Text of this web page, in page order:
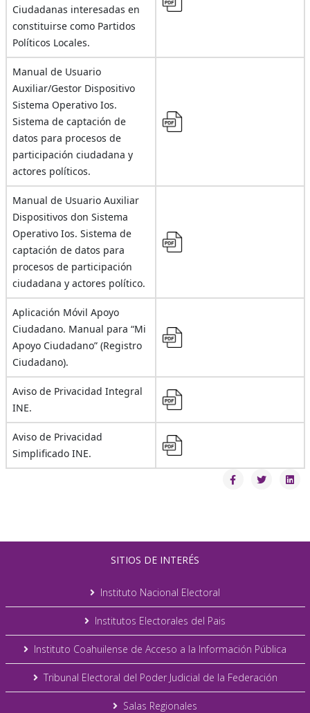
Ciudadanas interesadas en
constituirse como Partidos
Políticos Locales.
Manual de Usuario
Auxiliar/Gestor Dispositivo
Sistema Operativo Ios.
Sistema de captación de
datos para procesos de
participación ciudadana y
actores políticos.
Manual de Usuario Auxiliar
Dispositivos don Sistema
Operativo Ios. Sistema de
captación de datos para
procesos de participación
ciudadana y actores político.
Aplicación Móvil Apoyo
Ciudadano. Manual para “Mi
Apoyo Ciudadano” (Registro
Ciudadano).
Aviso de Privacidad Integral
INE.
Aviso de Privacidad
Simplificado INE.
SITIOS DE INTERÉS
Instituto Nacional Electoral
Institutos Electorales del Pais
Instituto Coahuilense de Acceso a la Información Pública
Tribunal Electoral del Poder Judicial de la Federación
Salas Regionales